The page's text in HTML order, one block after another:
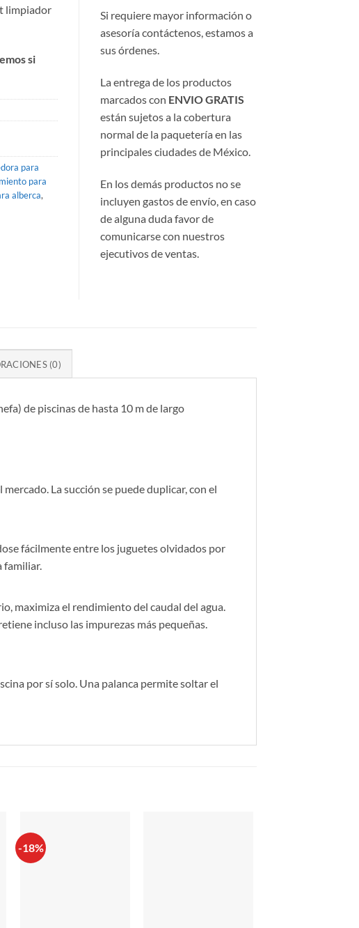
limpiador
si
para
para
alberca,
Si requiere mayor información o
asesoría contáctenos, estamos a
sus órdenes.
La entrega de los productos
marcados con ENVIO GRATIS
están sujetos a la cobertura
normal de la paquetería en las
principales ciudades de México.
En los demás productos no se
incluyen gastos de envío, en caso
de alguna duda favor de
comunicarse con nuestros
ejecutivos de ventas.
(0)
de piscinas de hasta 10 m de largo
La succión se puede duplicar, con el
fácilmente entre los juguetes olvidados por
familiar.
maximiza el rendimiento del caudal del agua.
incluso las impurezas más pequeñas.
por sí solo. Una palanca permite soltar el
-18%